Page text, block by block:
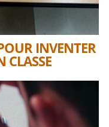
INVENTER
CLASSE